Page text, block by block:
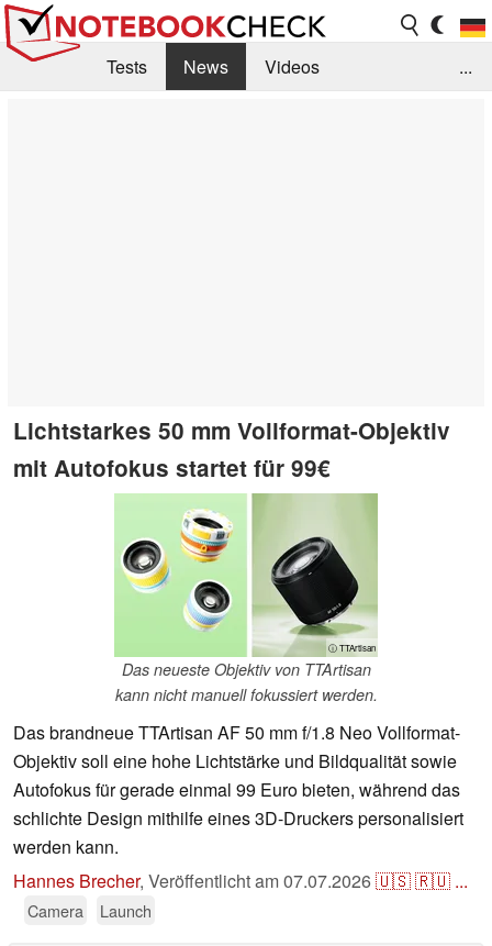
Tests News
Videos
...
Lichtstarkes 50 mm Vollformat-Objektiv
mit Autofokus startet für 99€
ⓘ TTArtisan
Das neueste Objektiv von TTArtisan
kann nicht manuell fokussiert werden.
Das brandneue TTArtisan AF 50 mm f/1.8 Neo Vollformat-
Objektiv soll eine hohe Lichtstärke und Bildqualität sowie
Autofokus für gerade einmal 99 Euro bieten, während das
schlichte Design mithilfe eines 3D-Druckers personalisiert
werden kann.
Hannes Brecher, Veröffentlicht am07.07.2026🇺🇸🇷🇺 ...
Camera Launch